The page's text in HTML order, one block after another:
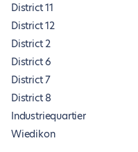
District 11
District 12
District 2
District 6
District 7
District 8
Industriequartier
Wiedikon